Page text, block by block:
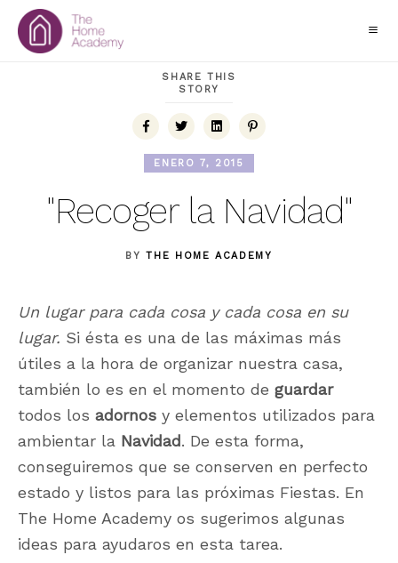
SHARE THIS
STORY
ENERO 7, 2015
"Recoger la Navidad"
BYTHE HOME ACADEMY
Un lugar para cada cosa y cada cosa en su
lugar. Si ésta es una de las máximas más
útiles a la hora de organizar nuestra casa,
también lo es en el momento de guardar
todos los adornos y elementos utilizados para
ambientar la Navidad. De esta forma,
conseguiremos que se conserven en perfecto
estado y listos para las próximas Fiestas. En
The Home Academy os sugerimos algunas
ideas para ayudaros en esta tarea.